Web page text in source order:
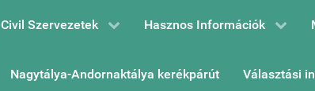
Civil Szervezetek Hasznos Információk
Nagytálya-Andornaktálya kerékpárút Választási